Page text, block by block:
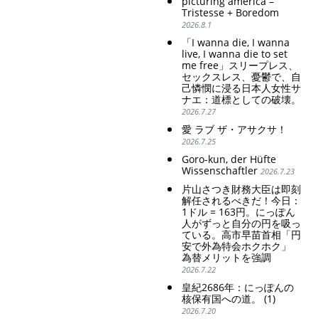
PEOPLE RANKING
POP CULTURE JP-SOCIETY
ARTICLES
Tristesse + Boredom
2026.8.1
「I wanna die, I wanna
live, I wanna die to set
me free」スリープレス、
セックスレス、憂鬱で、自
己憐憫に浸る日本人女性サ
ナエ：道標としての破壊。
2026.7.27
愛 ラブ ザ・アサクサ！
2026.7.25
Goro-kun, der Hüfte
Wissenschaftler 2026.7.23
片山さつき財務大臣は即刻
解任されるべきだ！今日：
1ドル = 163円。にっぽん
人がずっと自分の円を吸っ
ている。高市早苗首相「円
安で外為特会ホクホク」
為替メリットを強調
2026.7.22
皇紀2686年：にっぽんの
核保有国への道。 (1)
2026.7.20